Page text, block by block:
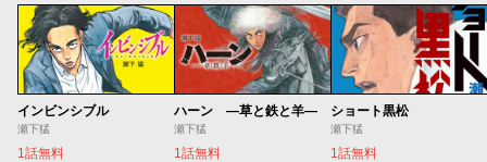
インビンシブル
瀬下猛
1話無料
ハーン ―草と鉄と羊―
瀬下猛
1話無料
ショート黒松
瀬下猛
1話無料